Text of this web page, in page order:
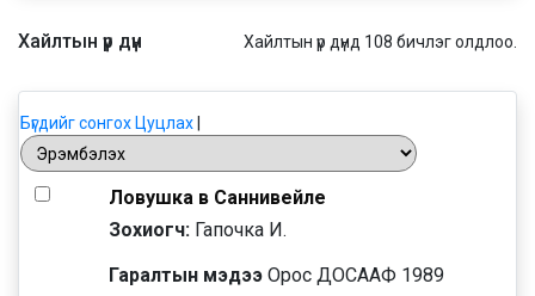
Хайлтын үр дүн Хайлтын үр дүнд 108 бичлэг олдлоо.
Бүгдийг сонгох Цуцлах
Ловушка в Саннивейле
Зохиогч: Гапочка И.
Гаралтын мэдээ Орос ДОСААФ 1989